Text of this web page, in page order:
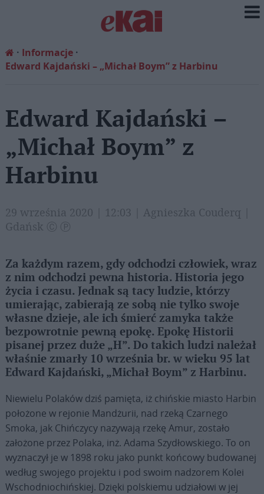
Informacje
Edward Kajdański – „Michał Boym” z Harbinu
Edward Kajdański –
„Michał Boym” z
Harbinu
29 września 2020 | 12:03 | Agnieszka Couderq |
Gdańsk Ⓒ Ⓟ
Za każdym razem, gdy odchodzi człowiek, wraz
z nim odchodzi pewna historia. Historia jego
życia i czasu. Jednak są tacy ludzie, którzy
umierając, zabierają ze sobą nie tylko swoje
własne dzieje, ale ich śmierć zamyka także
bezpowrotnie pewną epokę. Epokę Historii
pisanej przez duże „H”. Do takich ludzi należał
właśnie zmarły 10 września br. w wieku 95 lat
Edward Kajdański, „Michał Boym” z Harbinu.
Niewielu Polaków dziś pamięta, iż chińskie miasto Harbin
położone w rejonie Mandżurii, nad rzeką Czarnego
Smoka, jak Chińczycy nazywają rzekę Amur, zostało
założone przez Polaka, inż. Adama Szydłowskiego. To on
wyznaczył je w 1898 roku jako punkt końcowy budowanej
według swojego projektu i pod swoim nadzorem Kolei
Wschodniochińskiej. Dzięki polskiemu udziałowi w jej